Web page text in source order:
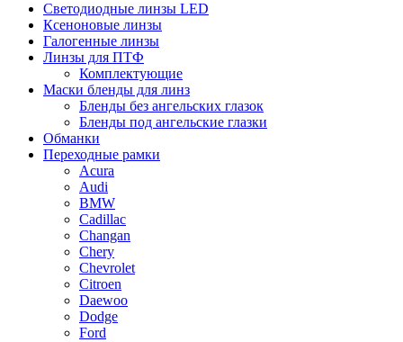
Светодиодные линзы LED
Ксеноновые линзы
Галогенные линзы
Линзы для ПТФ
Комплектующие
Маски бленды для линз
Бленды без ангельских глазок
Бленды под ангельские глазки
Обманки
Переходные рамки
Acura
Audi
BMW
Cadillac
Changan
Chery
Chevrolet
Citroen
Daewoo
Dodge
Ford